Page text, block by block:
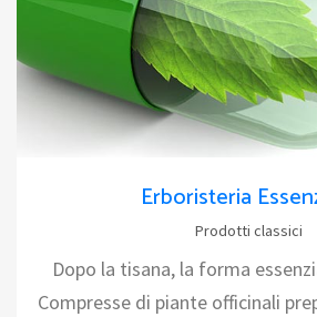
Erboristeria
Prodotti classici
Dopo la tisana, la forma
Compresse di piante officinali